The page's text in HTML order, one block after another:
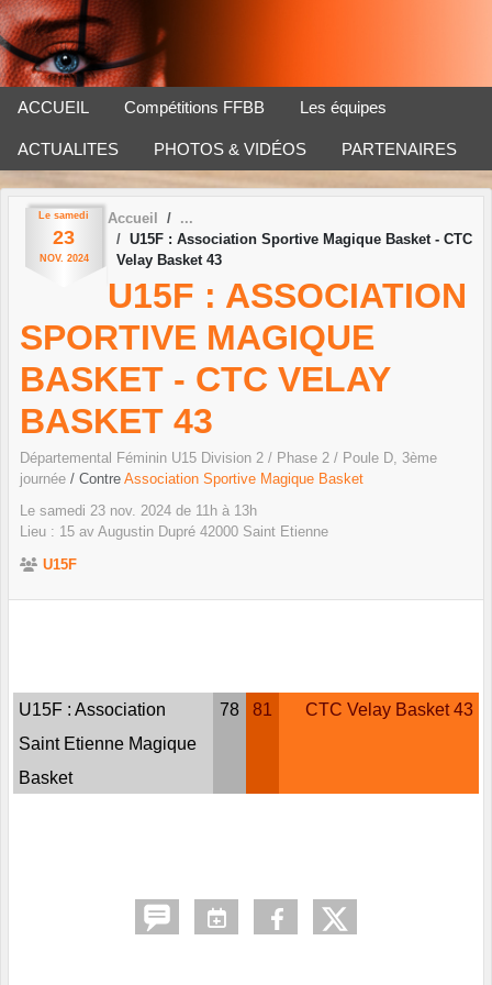
ACCUEIL Compétitions FFBB Les équipes
ACTUALITES PHOTOS & VIDÉOS PARTENAIRES
Le samedi
23
NOV. 2024
Accueil
U15F : Association Sportive Magique Basket - CTC
Velay Basket 43
U15F : ASSOCIATION
SPORTIVE MAGIQUE
BASKET - CTC VELAY
BASKET 43
Départemental Féminin U15 Division 2 / Phase 2 / Poule D, 3ème
journée / Contre Association Sportive Magique Basket
Le samedi 23 nov. 2024 de 11h à 13h
Lieu : 15 av Augustin Dupré 42000 Saint Etienne
U15F
U15F : Association
Saint Etienne Magique
Basket
78 81 CTC Velay Basket 43
Panneau de gestion des cookies